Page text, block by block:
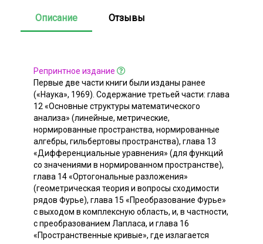
Описание Отзывы
Репринтное издание
Первые две части книги были изданы ранее
(«Наука», 1969). Содержание третьей части: глава
12 «Основные структуры математического
анализа» (линейные, метрические,
нормированные пространства, нормированные
алгебры, гильбертовы пространства), глава 13
«Дифференциальные уравнения» (для функций
со значениями в нормированном пространстве),
глава 14 «Ортогональные разложения»
(геометрическая теория и вопросы сходимости
рядов Фурье), глава 15 «Преобразование Фурье»
с выходом в комплексную область, и, в частности,
с преобразованием Лапласа, и глава 16
«Пространственные кривые», где излагается